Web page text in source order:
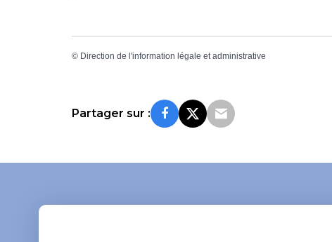
© Direction de l'information légale et administrative
Partager sur :